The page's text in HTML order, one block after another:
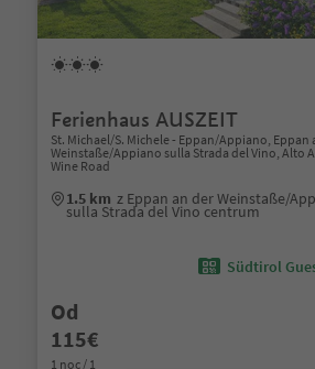
Ferienhaus AUSZEIT
St. Michael/S. Michele - Eppan/Appiano, Eppan
Weinstaße/Appiano sulla Strada del Vino, Alto
Wine Road
1.5 km z Eppan an der Weinstaße/
sulla Strada del Vino centrum
Südtirol
Od
115€
1 noc / 1